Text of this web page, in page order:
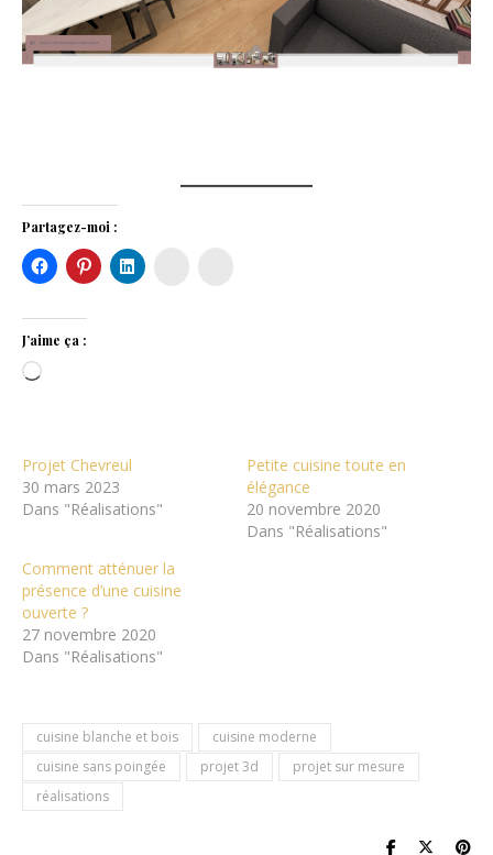
Partagez-moi :
J’aime ça :
Chargement…
Projet Chevreul
30 mars 2023
Dans "Réalisations"
Petite cuisine toute en
élégance
20 novembre 2020
Dans "Réalisations"
Comment atténuer la
présence d’une cuisine
ouverte ?
27 novembre 2020
Dans "Réalisations"
cuisine blanche et bois
cuisine moderne
cuisine sans poingée
projet 3d
projet sur mesure
réalisations